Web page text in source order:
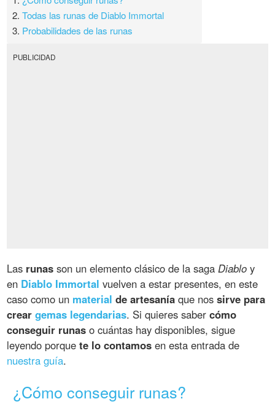
2.Todas las runas de Diablo Immortal
3. Probabilidades de las runas
PUBLICIDAD
Las runas son un elemento clásico de la sagaDiablo y
en Diablo Immortal vuelven a estar presentes, en este
caso como un material de artesanía que nossirve para
creargemas legendarias. Si quieres sabercómo
conseguir runas o cuántas hay disponibles, sigue
leyendo porquete lo contamos en esta entrada de
nuestra guía.
¿Cómo conseguir runas?